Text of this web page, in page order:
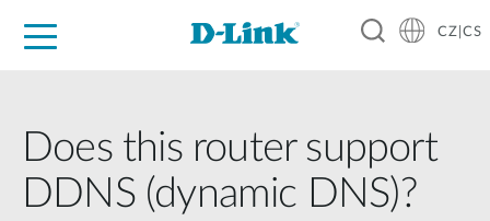
CZ|CS
Does this router support
DDNS (dynamic DNS)?